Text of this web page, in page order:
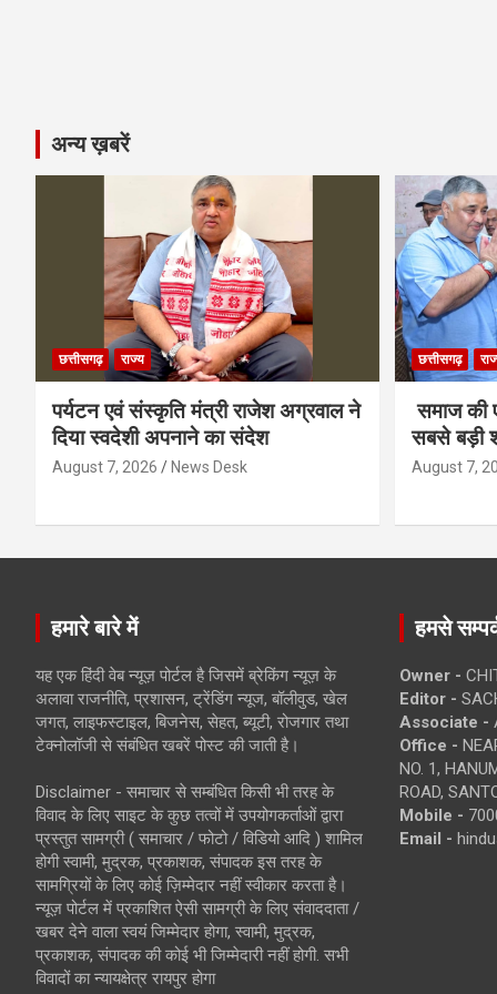
अन्य ख़बरें
छत्तीसगढ़ राज्य
पर्यटन एवं संस्कृति मंत्री राजेश अग्रवाल ने
दिया स्वदेशी अपनाने का संदेश
August 7, 2026 News Desk
छत्तीसगढ़
समाज की
सबसे बड़ी
August 7,
हमारे बारे में
यह एक हिंदी वेब न्यूज़ पोर्टल है जिसमें ब्रेकिंग न्यूज़ के
अलावा राजनीति, प्रशासन, ट्रेंडिंग न्यूज, बॉलीवुड, खेल
जगत, लाइफस्टाइल, बिजनेस, सेहत, ब्यूटी, रोजगार तथा
टेक्नोलॉजी से संबंधित खबरें पोस्ट की जाती है।
Disclaimer - समाचार से सम्बंधित किसी भी तरह के
विवाद के लिए साइट के कुछ तत्वों में उपयोगकर्ताओं द्वारा
प्रस्तुत सामग्री ( समाचार / फोटो / विडियो आदि ) शामिल
होगी स्वामी, मुद्रक, प्रकाशक, संपादक इस तरह के
सामग्रियों के लिए कोई ज़िम्मेदार नहीं स्वीकार करता है।
न्यूज़ पोर्टल में प्रकाशित ऐसी सामग्री के लिए संवाददाता /
खबर देने वाला स्वयं जिम्मेदार होगा, स्वामी, मुद्रक,
प्रकाशक, संपादक की कोई भी जिम्मेदारी नहीं होगी. सभी
विवादों का न्यायक्षेत्र रायपुर होगा
हमसे
Owner -
Editor -
Associate -
Office -
NO. 1,
ROAD,
Mobile -
Email -